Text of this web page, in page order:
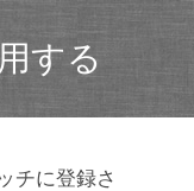
する
チに登録さ